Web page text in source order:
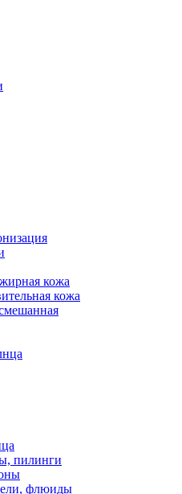
кожа
кожа
пилинги
флюиды